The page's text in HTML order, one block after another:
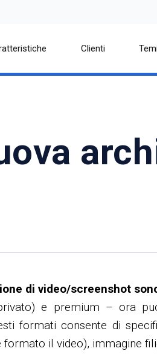
Clienti Temi
di video/screenshot
e premium – ora
formati consente di
il video), immagine